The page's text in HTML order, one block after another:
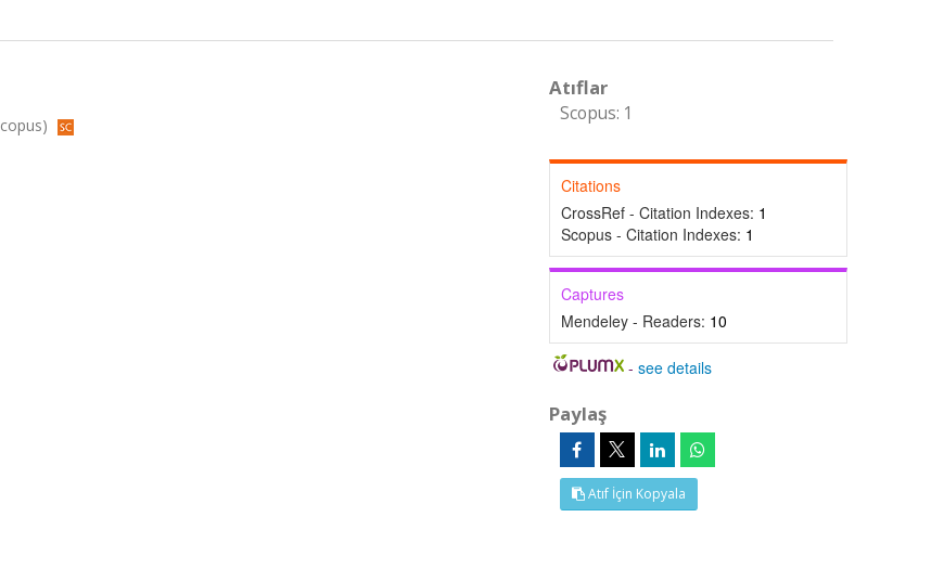
Atıflar
Scopus: 1
Citations
CrossRef - Citation Indexes: 1
Scopus - Citation Indexes: 1
Captures
Mendeley - Readers: 10
-see details
Paylaş
Atıf İçin Kopyala